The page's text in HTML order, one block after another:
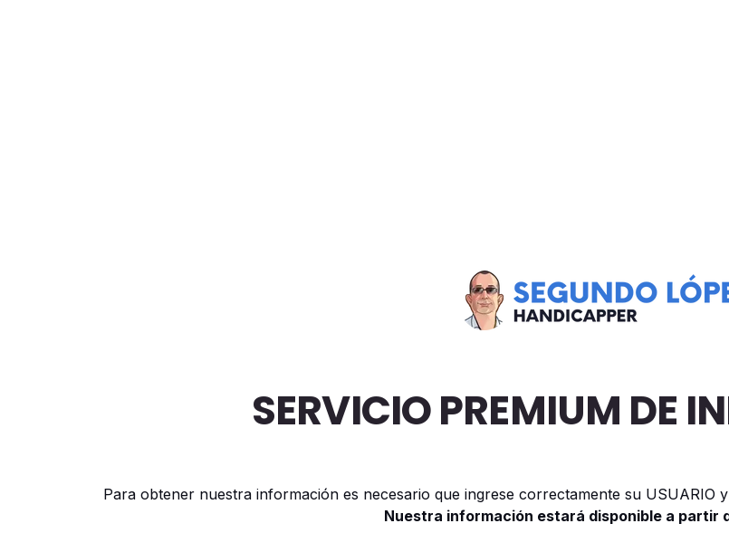
SERVICIO PREMIUM DE
Para obtener nuestra información es necesario que ingrese correctamente su USUARIO
Nuestra información estará disponible a partir